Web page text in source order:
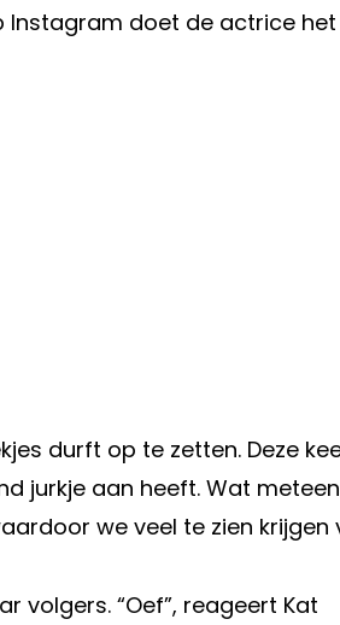
Instagram doet de actrice
durft op te zetten. Deze
jurkje aan heeft. Wat meteen
we veel te zien krijgen
volgers. “Oef”, reageert Kat